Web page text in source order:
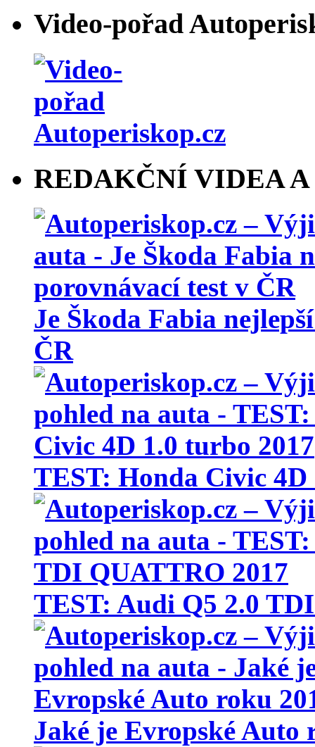
Video-pořad
REDAKČNÍ VIDEA A
Je Škoda Fabia
ČR
TEST: Honda Civic 4D
TEST: Audi Q5 2.0
Jaké je Evropské Auto